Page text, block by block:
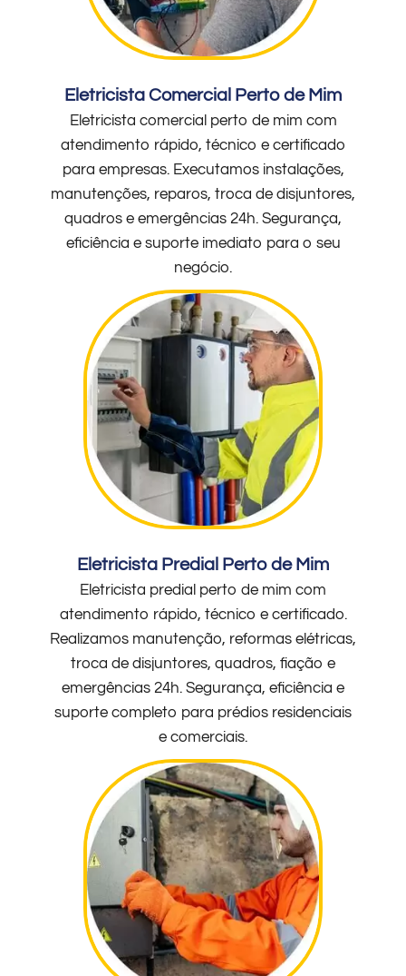
Eletricista Comercial Perto de Mim
Eletricista comercial perto de mim com
atendimento rápido, técnico e certificado
para empresas. Executamos instalações,
manutenções, reparos, troca de disjuntores,
quadros e emergências 24h. Segurança,
eficiência e suporte imediato para o seu
negócio.
Eletricista Predial Perto de Mim
Eletricista predial perto de mim com
atendimento rápido, técnico e certificado.
Realizamos manutenção, reformas elétricas,
troca de disjuntores, quadros, fiação e
emergências 24h. Segurança, eficiência e
suporte completo para prédios residenciais
e comerciais.